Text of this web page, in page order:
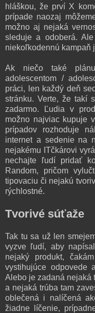
hláškou, že prví X
prípade naozaj
možno aj nejaká
sleduje a odoberá.
niekoľkodennú kampaň
Ak niečo také
adolescentom /
práci, len každý deň
stránku. Verte, že takí
zadarmo. Ľudia v
možno najviac kupuje
prípadov rozhoduje
internet a sedenie na
nejakému ITčkárovi
nechajte ľudí pridať
Random, pričom
tipovaciu či nejakú
rýchlostné.
Tvorivé súťaže
Tak tu sa už len
vyzve ľudí, aby
nejaký produkt,
vystihujúce odpovede
Alebo je zadaná nejaká
a nejaká trúba tam
oblečená i nalíčená
žiadne líčenie,